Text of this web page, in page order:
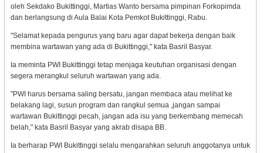
oleh Sekdako Bukittinggi, Martias Wanto bersama pimpinan Forkopimda
dan berlangsung di Aula Balai Kota Pemkot Bukittinggi, Rabu.
"Selamat kepada pengurus yang baru agar dapat bekerja dengan baik
membina wartawan yang ada di Bukittinggi," kata Basril Basyar.
Ia meminta PWI Bukittinggi tetap menjaga keutuhan organisasi dengan
segera merangkul seluruh wartawan yang ada.
"PWI harus bersama saling bersatu, jangan membaca atau melihat ke
belakang lagi, susun program dan rangkul semua ,jangan sampai
wartawan Bukittinggi pecah, jangan ada isu yang berkembang memecah
belah," kata Basril Basyar yang akrab disapa BB.
Ia berharap PWI Bukittinggi selalu mengarahkan seluruh anggotanya untuk